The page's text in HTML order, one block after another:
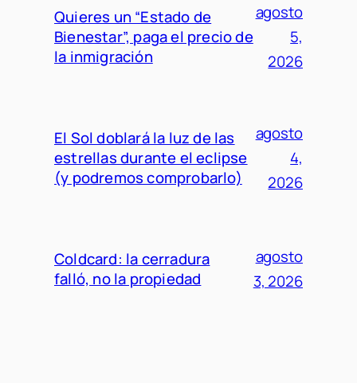
Quieres un “Estado de
Bienestar”, paga el precio de
la inmigración
agosto
5,
2026
El Sol doblará la luz de las
estrellas durante el eclipse
(y podremos comprobarlo)
agosto
4,
2026
Coldcard: la cerradura
falló, no la propiedad
agosto
3, 2026